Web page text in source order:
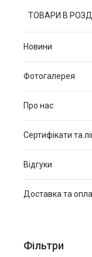
ТОВАРИ В
Новини
Фотогалерея
Про нас
Сертифікати та
Відгуки
Доставка та
Фільтри